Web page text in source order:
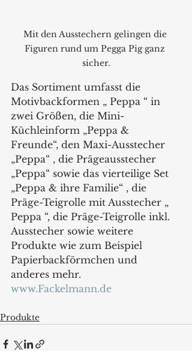
Mit den Ausstechern gelingen die
Figuren rund um Pegga Pig ganz
sicher.
Das Sortiment umfasst die
Motivbackformen „ Peppa “ in
zwei Größen, die Mini-
Küchleinform „Peppa &
Freunde“, den Maxi-Ausstecher
„Peppa“ , die Prägeausstecher
„Peppa“ sowie das vierteilige Set
„Peppa & ihre Familie“ , die
Präge-Teigrolle mit Ausstecher „
Peppa “, die Präge-Teigrolle inkl.
Ausstecher sowie weitere
Produkte wie zum Beispiel
Papierbackförmchen und
anderes mehr.
www.Fackelmann.de
Produkte